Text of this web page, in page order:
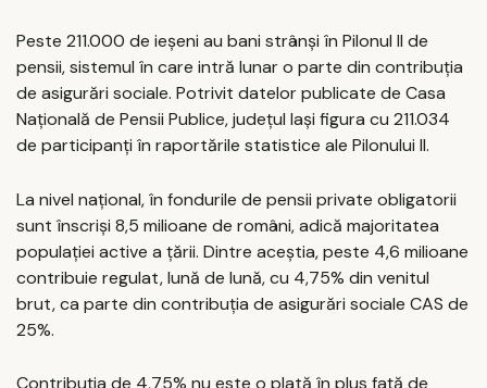
Peste 211.000 de ieșeni au bani strânși în Pilonul II de
pensii, sistemul în care intră lunar o parte din contribuția
de asigurări sociale. Potrivit datelor publicate de Casa
Națională de Pensii Publice, județul Iași figura cu 211.034
de participanți în raportările statistice ale Pilonului II.
La nivel național, în fondurile de pensii private obligatorii
sunt înscriși 8,5 milioane de români, adică majoritatea
populației active a țării. Dintre aceștia, peste 4,6 milioane
contribuie regulat, lună de lună, cu 4,75% din venitul
brut, ca parte din contribuția de asigurări sociale CAS de
25%.